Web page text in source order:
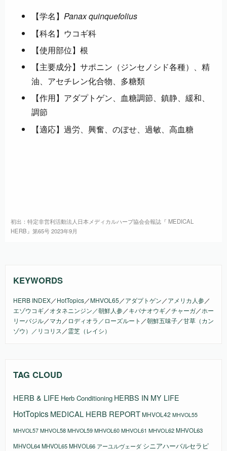
【学名】 Panax quinquefolius
【科名】ウコギ科
【使用部位】根
【主要成分】サポニン（ジンセノシド各種）、精
油、アセチレン化合物、多糖類
【作用】アダプトゲン、血糖調節、鎮静、緩和、
調節
【適応】過労、興奮、のぼせ、過敏、高血糖
初出：特定非営利活動法人日本メディカルハーブ協会会報誌『 MEDICAL
HERB』第65号 2023年9月
KEYWORDS
HERB INDEX／HotTopics／MHVOL65 ／アダプトゲン ／アメリカ人参 ／
エゾウコギ／オタネニンジン／朝鮮人参 ／キバナオウギ／チャーガ／ホー
リーバジル／マカ ／ ロディオラ／ローズルート ／朝鮮五味子／甘草（カン
ゾウ）／リコリス ／霊芝（レイシ）
TAG CLOUD
HERB & LIFE Herb Conditioning HERBS IN MY LIFE
HotTopics MEDICAL HERB REPORTMHVOL42 MHVOL55
MHVOL57 MHVOL58 MHVOL59 MHVOL60 MHVOL61 MHVOL62MHVOL63
MHVOL64MHVOL65MHVOL66 アーユルヴェーダ シニアハーバルセラピ